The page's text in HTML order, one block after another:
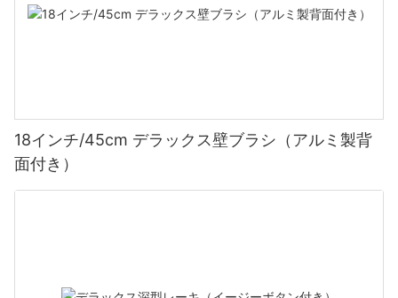
18インチ/45cm デラックス壁ブラシ（アルミ製背
面付き）